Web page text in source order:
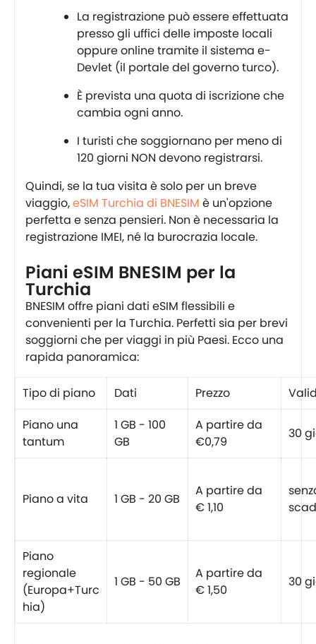
La registrazione può essere effettuata
presso gli uffici delle imposte locali
oppure online tramite il sistema e-
Devlet (il portale del governo turco).
È prevista una quota di iscrizione che
cambia ogni anno.
I turisti che soggiornano per meno di
120 giorni NON devono registrarsi.
Quindi, se la tua visita è solo per un breve
viaggio,eSIM Turchia di BNESIM è un'opzione
perfetta e senza pensieri. Non è necessaria la
registrazione IMEI, né la burocrazia locale.
Piani eSIM BNESIM per la
Turchia
BNESIM offre piani dati eSIM flessibili e
convenienti per la Turchia. Perfetti sia per brevi
soggiorni che per viaggi in più Paesi. Ecco una
rapida panoramica:
Tipo di piano Dati Prezzo
Piano una
tantum
1 GB - 100
GB
A partire da
€0,79
30
Piano a vita 1 GB - 20 GB
A partire da
€ 1,10
Piano
regionale
(Europa+Turc
hia)
1 GB - 50 GB
A partire da
€ 1,50
30